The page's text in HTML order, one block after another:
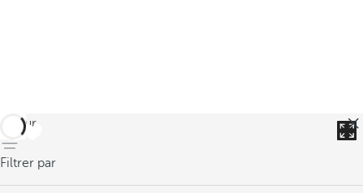
retour
Filtrer par